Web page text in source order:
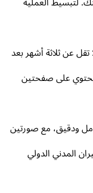
ثلاثة أشهر بعد
على صفحتين
مع صورتين
الدولي